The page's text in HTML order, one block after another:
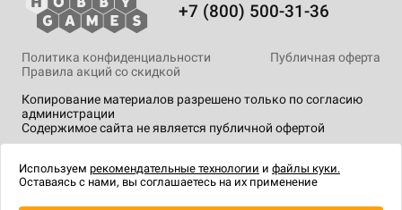
+7 (800) 500-31-36
Копирование материалов разрешено только по согласию
администрации
Содержимое сайта не является публичной офертой
Политика конфиденциальности
Публичная оферта
Правила акций со скидкой
технологии.
Используем рекомендательные технологии и файлы куки.
Оставаясь с нами, вы соглашаетесь на их применение